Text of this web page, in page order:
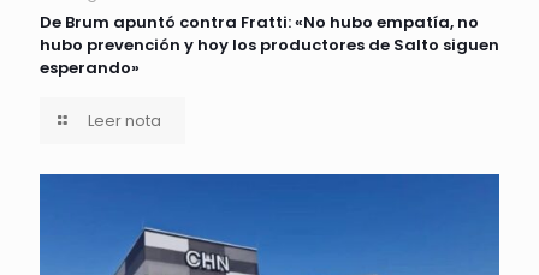
De Brum apuntó contra Fratti: «No hubo empatía, no
hubo prevención y hoy los productores de Salto siguen
esperando»
Leer nota